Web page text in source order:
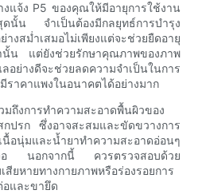
แจ้ง P5 ของคุณให้มีอายุการใช้งาน
ดนั้น จำเป็นต้องมีกลยุทธ์การบำรุง
งสม่ำเสมอไม่เพียงแต่จะช่วยยืดอายุ
นั้น แต่ยังช่วยรักษาคุณภาพของภาพ
ย่างดีจะช่วยลดความจำเป็นในการ
าคาแพงในอนาคตได้อย่างมาก
ถึงการทำความสะอาดพื้นผิวของ
กปรก ซึ่งอาจสะสมและขัดขวางการ
นุ่มและน้ำยาทำความสะอาดอ่อนๆ
จอ นอกจากนี้ ควรตรวจสอบด้วย
สียหายทางกายภาพหรือร่องรอยการ
อและขายึด